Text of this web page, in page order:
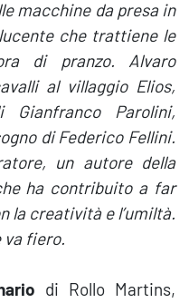
macchine da presa in
che trattiene le
di pranzo. Alvaro
al villaggio Elios,
Parolini,
di Federico Fellini.
un autore della
ha contribuito a far
la creatività e l’umiltà.
va fiero.
di Rollo Martins,